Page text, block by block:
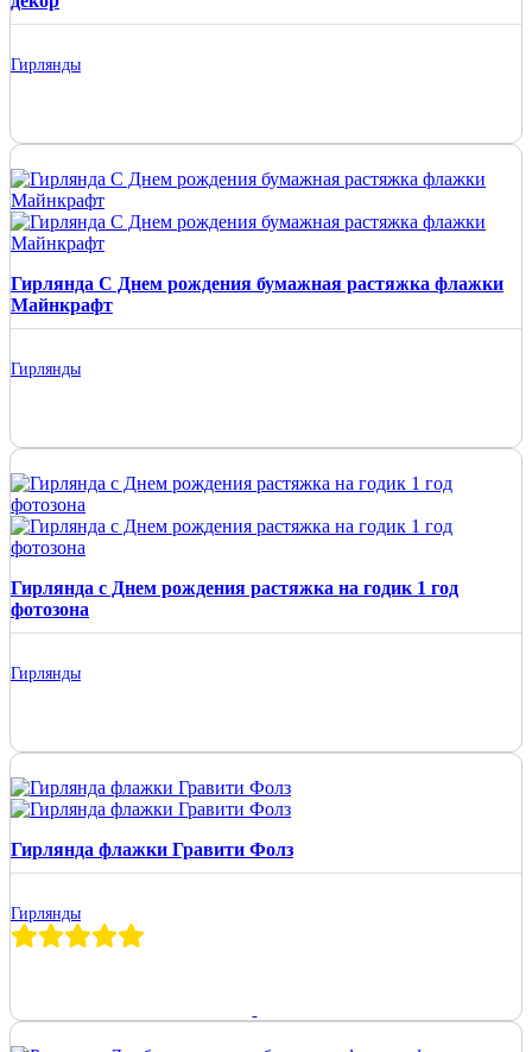
Гирлянды
Гирлянда С Днем рождения бумажная растяжка флажки
Майнкрафт
Гирлянды
Гирлянда с Днем рождения растяжка на годик 1 год
фотозона
Гирлянды
Гирлянда флажки Гравити Фолз
Гирлянды